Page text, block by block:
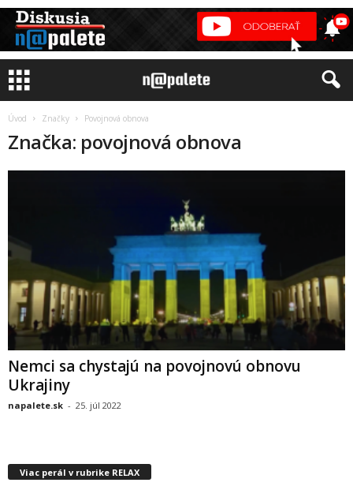
Úvod Značky Povojnová obnova
Značka: povojnová obnova
Nemci sa chystajú na povojnovú obnovu
Ukrajiny
napalete.sk - 25. júl 2022
Viac perál v rubrike RELAX